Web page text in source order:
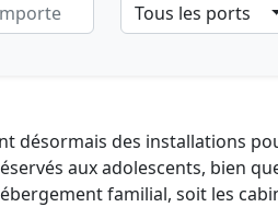
Tous les ports
désormais des installations
aux adolescents, bien
familial, soit les